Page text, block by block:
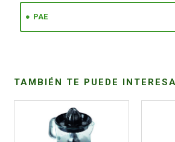
PAE
TAMBIÉN TE PUEDE